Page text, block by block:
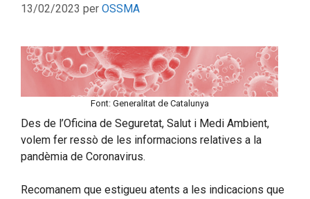
13/02/2023 per OSSMA
Font: Generalitat de Catalunya
Des de l’Oficina de Seguretat, Salut i Medi Ambient,
volem fer ressò de les informacions relatives a la
pandèmia de Coronavirus.
Recomanem que estigueu atents a les indicacions que